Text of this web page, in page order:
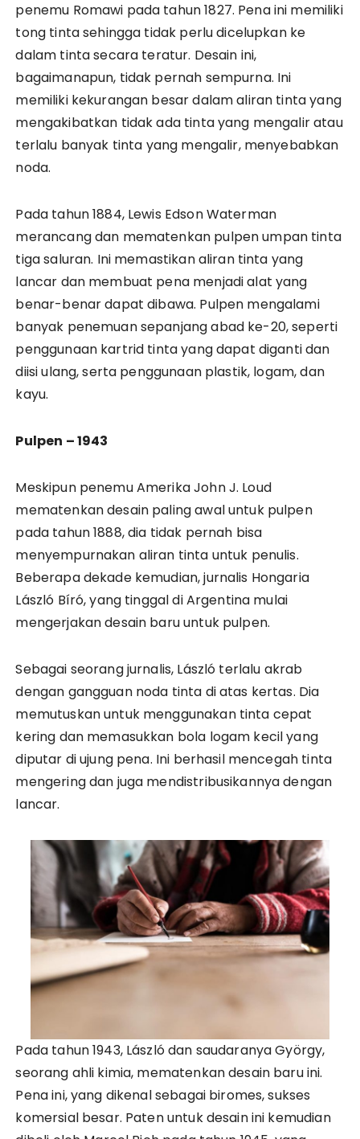
penemu Romawi pada tahun 1827. Pena ini memiliki
tong tinta sehingga tidak perlu dicelupkan ke
dalam tinta secara teratur. Desain ini,
bagaimanapun, tidak pernah sempurna. Ini
memiliki kekurangan besar dalam aliran tinta yang
mengakibatkan tidak ada tinta yang mengalir atau
terlalu banyak tinta yang mengalir, menyebabkan
noda.
Pada tahun 1884, Lewis Edson Waterman
merancang dan mematenkan pulpen umpan tinta
tiga saluran. Ini memastikan aliran tinta yang
lancar dan membuat pena menjadi alat yang
benar-benar dapat dibawa. Pulpen mengalami
banyak penemuan sepanjang abad ke-20, seperti
penggunaan kartrid tinta yang dapat diganti dan
diisi ulang, serta penggunaan plastik, logam, dan
kayu.
Pulpen – 1943
Meskipun penemu Amerika John J. Loud
mematenkan desain paling awal untuk pulpen
pada tahun 1888, dia tidak pernah bisa
menyempurnakan aliran tinta untuk penulis.
Beberapa dekade kemudian, jurnalis Hongaria
László Bíró, yang tinggal di Argentina mulai
mengerjakan desain baru untuk pulpen.
Sebagai seorang jurnalis, László terlalu akrab
dengan gangguan noda tinta di atas kertas. Dia
memutuskan untuk menggunakan tinta cepat
kering dan memasukkan bola logam kecil yang
diputar di ujung pena. Ini berhasil mencegah tinta
mengering dan juga mendistribusikannya dengan
lancar.
Pada tahun 1943, László dan saudaranya György,
seorang ahli kimia, mematenkan desain baru ini.
Pena ini, yang dikenal sebagai biromes, sukses
komersial besar. Paten untuk desain ini kemudian